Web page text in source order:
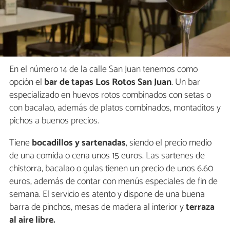
En el número 14 de la calle San Juan tenemos como
opción el bar de tapas Los Rotos San Juan. Un bar
especializado en huevos rotos combinados con setas o
con bacalao, además de platos combinados, montaditos y
pichos a buenos precios.
Tienebocadillos y sartenadas, siendo el precio medio
de una comida o cena unos 15 euros. Las sartenes de
chistorra, bacalao o gulas tienen un precio de unos 6.60
euros, además de contar con menús especiales de fin de
semana. El servicio es atento y dispone de una buena
barra de pinchos, mesas de madera al interior yterraza
al aire libre.